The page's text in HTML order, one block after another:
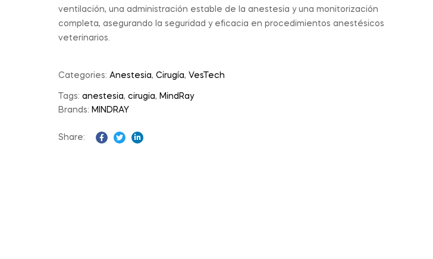
ventilación, una administración estable de la anestesia y una monitorización
completa, asegurando la seguridad y eficacia en procedimientos anestésicos
veterinarios.
Categories: Anestesia, Cirugía, VesTech
Tags: anestesia, cirugia, MindRay
Brands: MINDRAY
Share: